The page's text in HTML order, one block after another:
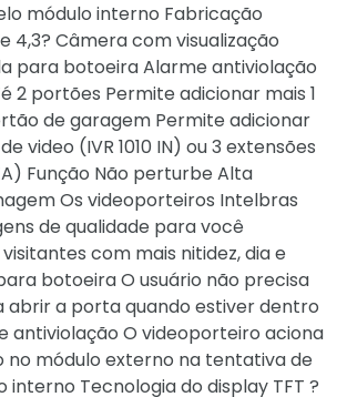
módulo interno Fabricação
4,3? Câmera com visualização
para botoeira Alarme antiviolação
2 portões Permite adicionar mais 1
de garagem Permite adicionar
video (IVR 1010 IN) ou 3 extensões
Função Não perturbe Alta
Os videoporteiros Intelbras
de qualidade para você
com mais nitidez, dia e
botoeira O usuário não precisa
abrir a porta quando estiver dentro
antiviolação O videoporteiro aciona
no módulo externo na tentativa de
interno Tecnologia do display TFT ?